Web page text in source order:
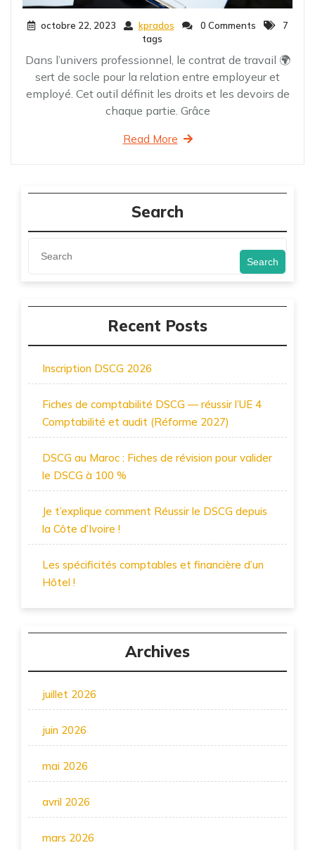
octobre 22, 2023 kprados 0 Comments
7
tags
Dans l’univers professionnel, le contrat de travail 🌍
sert de socle pour la relation entre employeur et
employé. Cet outil définit les droits et les devoirs de
chaque partie. Grâce
Read More
Search
Search
Recent Posts
Inscription DSCG 2026
Fiches de comptabilité DSCG — réussir l’UE 4
Comptabilité et audit (Réforme 2027)
DSCG au Maroc : Fiches de révision pour valider
le DSCG à 100 %
Je t’explique comment Réussir le DSCG depuis
la Côte d’Ivoire !
Les spécificités comptables et financière d’un
Hôtel !
Archives
juillet 2026
juin 2026
mai 2026
avril 2026
mars 2026